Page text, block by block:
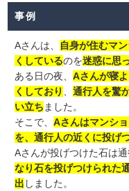
事例
Aさんは、
自身が住むマ
くしているのを迷惑に思
ある日の夜、Aさんが寝
くしており 、通行人を驚
い立ちました。
そこで、Aさんはマンシ
を、通行人の近くに投げ
Aさんが投げつけた石は
なり石を投げつけられた
出 しました。